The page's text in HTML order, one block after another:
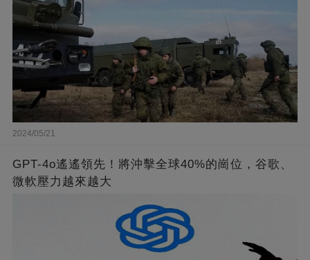
2024/05/21
GPT-4o遙遙領先！將沖擊全球40%的崗位，谷歌、
微軟壓力越來越大